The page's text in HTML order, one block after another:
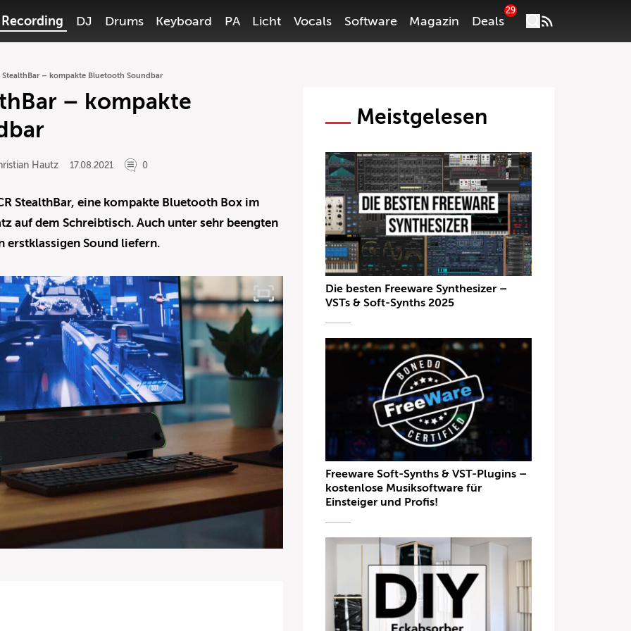
Recording DJ Drums Keyboard PA Licht Vocals Software Magazin Deals
29
StealthBar – kompakte Bluetooth Soundbar
– kompakte
Hautz 17.08.2021 0
StealthBar, eine kompakte Bluetooth Box im
auf dem Schreibtisch. Auch unter sehr beengten
erstklassigen Sound liefern.
Meistgelesen
Die besten Freeware Synthesizer –
VSTs & Soft-Synths 2025
Freeware Soft-Synths & VST-Plugins –
kostenlose Musiksoftware für
Einsteiger und Profis!